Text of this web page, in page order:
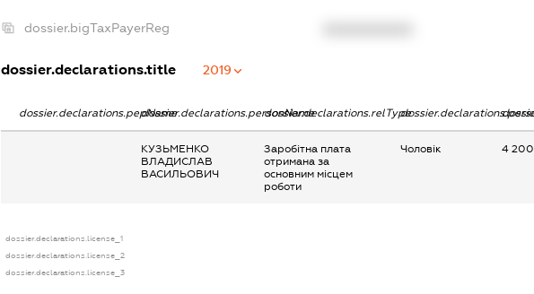
dossier.bigTaxPayerReg
dossier.declarations.title 2019
dossier.declarations.pepNamedossier.declarations.personNamedossier.declarations.relType
КУЗЬМЕНКО
ВЛАДИСЛАВ
ВАСИЛЬОВИЧ
Заробітна плата
отримана за
основним місцем
роботи
Чоловік 4 200
dossier.declarations.license_1
dossier.declarations.license_2
dossier.declarations.license_3